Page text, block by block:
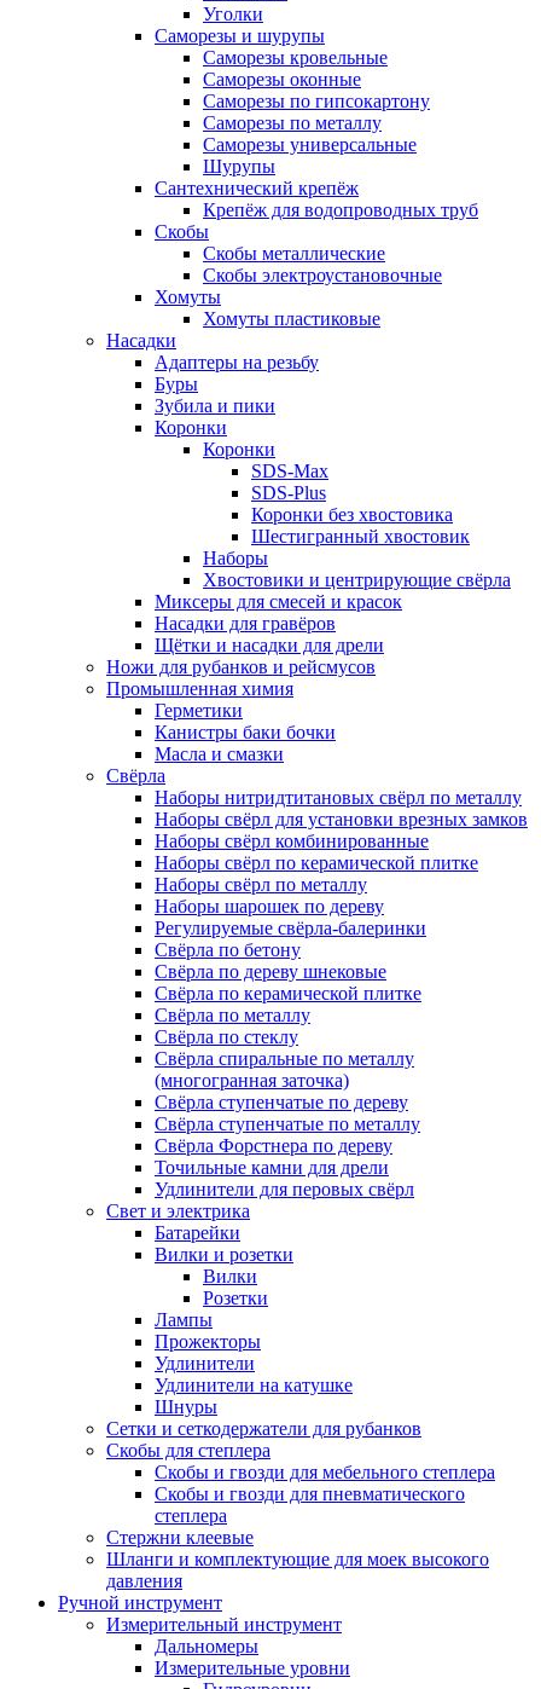
Уголки
Саморезы и шурупы
Саморезы кровельные
Саморезы оконные
Саморезы по гипсокартону
Саморезы по металлу
Саморезы универсальные
Шурупы
Сантехнический крепёж
Крепёж для водопроводных труб
Скобы
Скобы металлические
Скобы электроустановочные
Хомуты
Хомуты пластиковые
Насадки
Адаптеры на резьбу
Буры
Зубила и пики
Коронки
Коронки
SDS-Max
SDS-Plus
Коронки без хвостовика
Шестигранный хвостовик
Наборы
Хвостовики и центрирующие свёрла
Миксеры для смесей и красок
Насадки для гравёров
Щётки и насадки для дрели
Ножи для рубанков и рейсмусов
Промышленная химия
Герметики
Канистры баки бочки
Масла и смазки
Свёрла
Наборы нитридтитановых свёрл по металлу
Наборы свёрл для установки врезных замков
Наборы свёрл комбинированные
Наборы свёрл по керамической плитке
Наборы свёрл по металлу
Наборы шарошек по дереву
Регулируемые свёрла-балеринки
Свёрла по бетону
Свёрла по дереву шнековые
Свёрла по керамической плитке
Свёрла по металлу
Свёрла по стеклу
Свёрла спиральные по металлу
(многогранная заточка)
Свёрла ступенчатые по дереву
Свёрла ступенчатые по металлу
Свёрла Форстнера по дереву
Точильные камни для дрели
Удлинители для перовых свёрл
Свет и электрика
Батарейки
Вилки и розетки
Вилки
Розетки
Лампы
Прожекторы
Удлинители
Удлинители на катушке
Шнуры
Сетки и сеткодержатели для рубанков
Скобы для степлера
Скобы и гвозди для мебельного степлера
Скобы и гвозди для пневматического
степлера
Стержни клеевые
Шланги и комплектующие для моек высокого
давления
Ручной инструмент
Измерительный инструмент
Дальномеры
Измерительные уровни